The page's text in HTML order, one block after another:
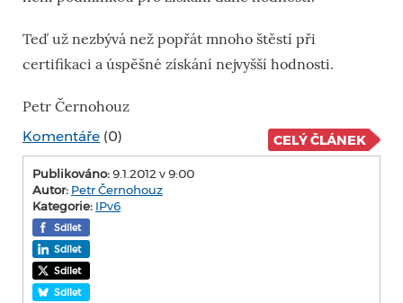
Teď už nezbývá než popřát mnoho štěstí při
certifikaci a úspěšné získání nejvyšší hodnosti.
Petr Černohouz
Komentáře (0) CELÝ ČLÁNEK
Publikováno:9.1.2012 v 9:00
Autor: Petr Černohouz
Kategorie: IPv6
Sdílet
Sdílet
Sdílet
Sdílet